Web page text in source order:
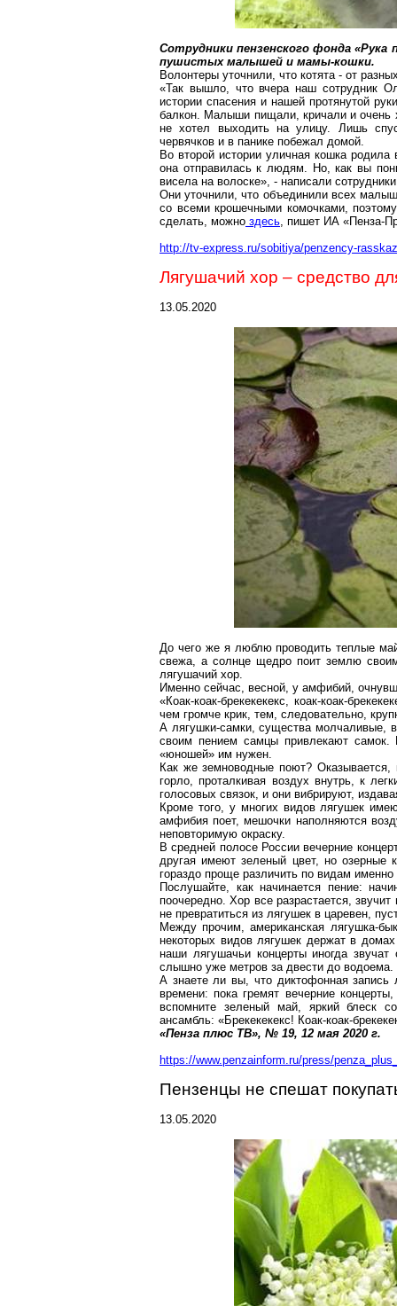
Сотрудники пензенского фонда
пушистых малышей и мамы-кошки.
Волонтеры уточнили, что котята - от
«Так вышло, что вчера наш сотрудник
истории спасения и нашей протянутой
балкон. Малыши пищали, кричали и очень
не хотел выходить на улицу. Лишь
червячков и в панике побежал домой.
Во второй истории уличная кошка
она отправилась к людям. Но, как вы
висела на волоске», - написали
Они уточнили, что объединили всех
со всеми крошечными комочками,
сделать, можно здесь, пишет ИА «Пенза-
http://tv-express.ru/sobitiya/penzency-
Лягушачий хор – средство
13.05.2020
До чего же я люблю проводить теплые
свежа, а солнце щедро поит землю
лягушачий хор.
Именно сейчас, весной, у амфибий,
«Коак-коак-брекекекекс, коак-коак-
чем громче крик, тем, следовательно,
А лягушки-самки, существа молчаливые,
своим пением самцы привлекают
«юношей» им нужен.
Как же земноводные поют? Оказывается,
горло, проталкивая воздух внутрь, к
голосовых связок, и они вибрируют,
Кроме того, у многих видов лягушек
амфибия поет, мешочки наполняются
неповторимую окраску.
В средней полосе России вечерние
другая имеют зеленый цвет, но
гораздо проще различить по видам
Послушайте, как начинается пение:
поочередно. Хор все разрастается,
не превратиться из лягушек в царевен,
Между прочим, американская лягушка-
некоторых видов лягушек держат в
наши лягушачьи концерты иногда
слышно уже метров за двести до водоема.
А знаете ли вы, что диктофонная запись
времени: пока гремят вечерние
вспомните зеленый май, яркий блеск
ансамбль: «Брекекекекс! Коак-коак-
«Пенза плюс ТВ», № 19, 12 мая2020 г.
https://www.penzainform.ru/press/
Пензенцы не спешат
13.05.2020